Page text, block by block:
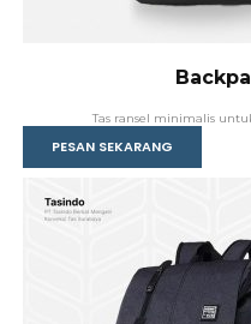
Tas ransel minimalis
PESAN SEKARANG